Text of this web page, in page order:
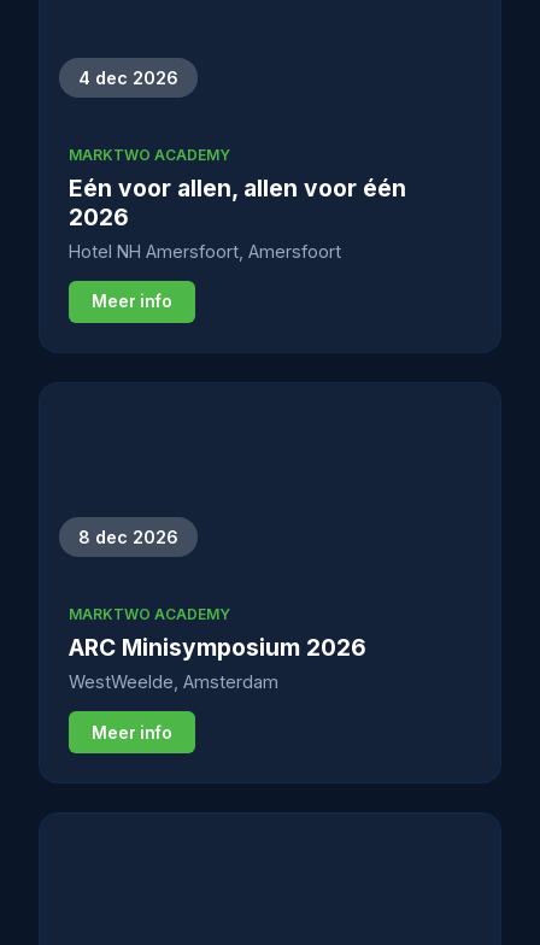
4 dec 2026
MARKTWO ACADEMY
Eén voor allen, allen voor één
2026
Hotel NH Amersfoort, Amersfoort
Meer info
8 dec 2026
MARKTWO ACADEMY
ARC Minisymposium 2026
WestWeelde, Amsterdam
Meer info